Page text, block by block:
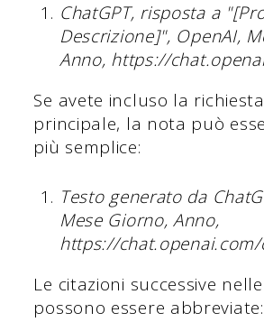
ChatGPT, risposta a
Descrizione]", OpenAI,
Anno, https://
Se avete incluso la
principale, la nota può
più semplice:
Testo generato da
Mese Giorno, Anno,
https://chat.openai.com/
Le citazioni successive
possono essere abbreviate: